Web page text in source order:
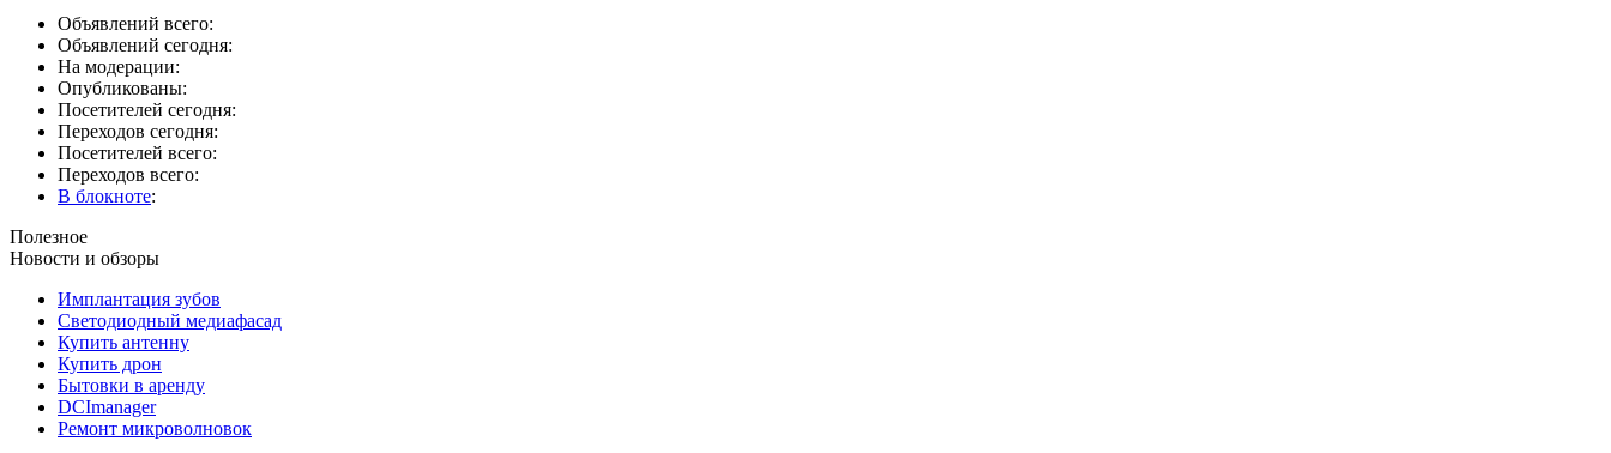
Объявлений всего:
Объявлений сегодня:
На модерации:
Опубликованы:
Посетителей сегодня:
Переходов сегодня:
Посетителей всего:
Переходов всего:
В блокноте:
Полезное
Новости и обзоры
Имплантация зубов
Светодиодный медиафасад
Купить антенну
Купить дрон
Бытовки в аренду
DCImanager
Ремонт микроволновок